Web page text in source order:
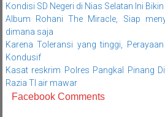
Kondisi SD Negeri di Nias Selatan Ini
Album Rohani The Miracle, Siap
dimana saja
Karena Toleransi yang tinggi,
Kondusif
Kasat reskrim Polres Pangkal Pinang
Razia TI air mawar
Facebook Comments